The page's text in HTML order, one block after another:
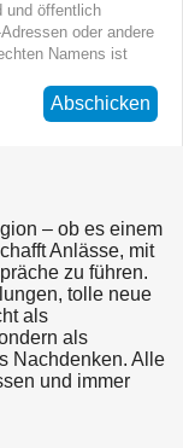
und öffentlich
oder andere
Namens ist
Abschicken
– ob es einem
Anlässe, mit
zu führen.
tolle neue
als
als
Nachdenken. Alle
und immer